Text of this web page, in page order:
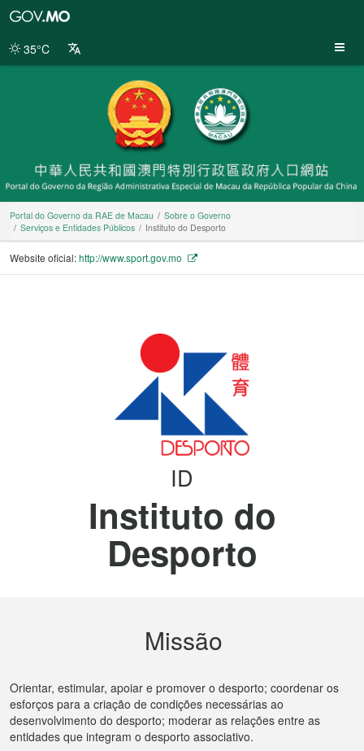
da
35°C
Portal do Governo da RAE de Macau
Sobre o Governo
Serviços e Entidades Públicos
Instituto do Desporto
Website oficial:http://www.sport.gov.mo
ID
Instituto do
Desporto
Missão
Orientar, estimular, apoiar e promover o desporto; coordenar os
esforços para a criação de condições necessárias ao
desenvolvimento do desporto; moderar as relações entre as
entidades que integram o desporto associativo.